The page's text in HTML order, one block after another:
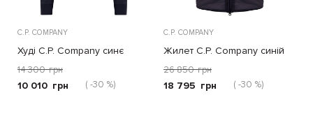
C.P. COMPANY
Худі C.P. Company синє
14 300 грн
10 010 грн ( -30 %)
C.P. COMPANY
Жилет C.P. Company синій
26 850 грн
18 795 грн ( -30 %)